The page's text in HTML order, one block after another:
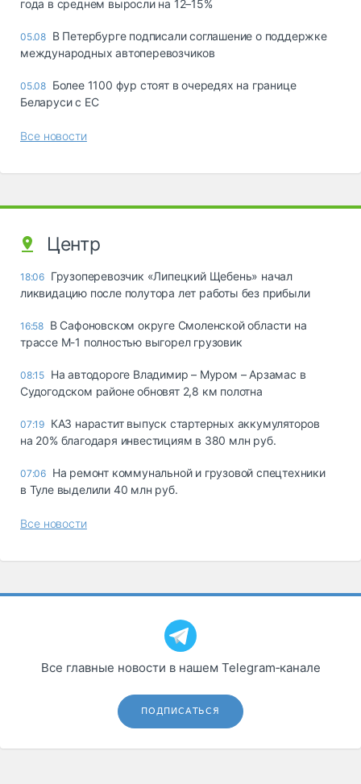
года в среднем выросли на 12–15%
05.08 В Петербурге подписали соглашение о поддержке
международных автоперевозчиков
05.08 Более 1100 фур стоят в очередях на границе
Беларуси с ЕС
Все новости
Центр
18:06 Грузоперевозчик «Липецкий Щебень» начал
ликвидацию после полутора лет работы без прибыли
16:58 В Сафоновском округе Смоленской области на
трассе М-1 полностью выгорел грузовик
08:15 На автодороге Владимир – Муром – Арзамас в
Судогодском районе обновят 2,8 км полотна
07:19 КАЗ нарастит выпуск стартерных аккумуляторов
на 20% благодаря инвестициям в 380 млн руб.
07:06 На ремонт коммунальной и грузовой спецтехники
в Туле выделили 40 млн руб.
Все новости
Все главные новости в нашем Telegram‑канале
ПОДПИСАТЬСЯ